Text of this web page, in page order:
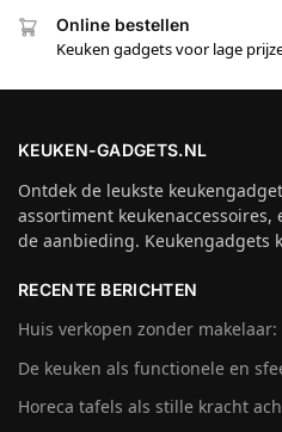
Online bestellen
Keuken gadgets voor lage
KEUKEN-GADGETS.NL
Ontdek de leukste
assortiment
de aanbieding. Keukengadgets
RECENTE BERICHTEN
Huis verkopen zonder
De keuken als functionele en
Horeca tafels als stille kracht